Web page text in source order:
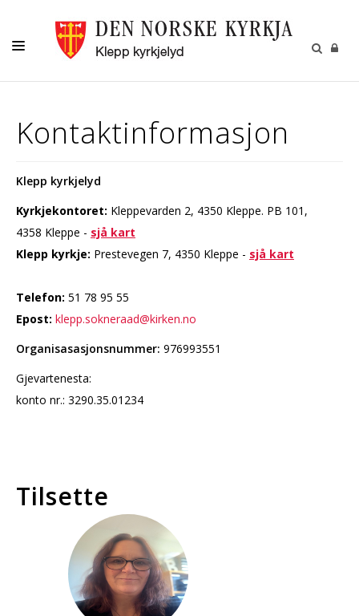
KYRKJELYD
UNGDOM
NY KYRKJE
KONTAKT
MENIGHETSBLADET
KYRKJENYTT
Kontaktinformasjon
Klepp kyrkjelyd
Kyrkjekontoret: Kleppevarden 2, 4350 Kleppe. PB 101,
4358 Kleppe - sjå kart
Klepp kyrkje: Prestevegen 7, 4350 Kleppe - sjå kart
Telefon: 51 78 95 55
Epost: klepp.sokneraad@kirken.no
Organisasasjonsnummer: 976993551
Gjevartenesta:
konto nr.: 3290.35.01234
Tilsette